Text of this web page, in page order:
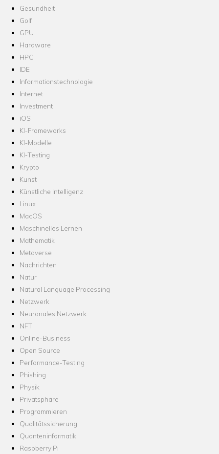
Gesundheit
Golf
GPU
Hardware
HPC
IDE
Informationstechnologie
Internet
Investment
iOS
KI-Frameworks
KI-Modelle
KI-Testing
Krypto
Kunst
Künstliche Intelligenz
Linux
MacOS
Maschinelles Lernen
Mathematik
Metaverse
Nachrichten
Natur
Natural Language Processing
Netzwerk
Neuronales Netzwerk
NFT
Online-Business
Open Source
Performance-Testing
Phishing
Physik
Privatsphäre
Programmieren
Qualitätssicherung
Quanteninformatik
Raspberry Pi